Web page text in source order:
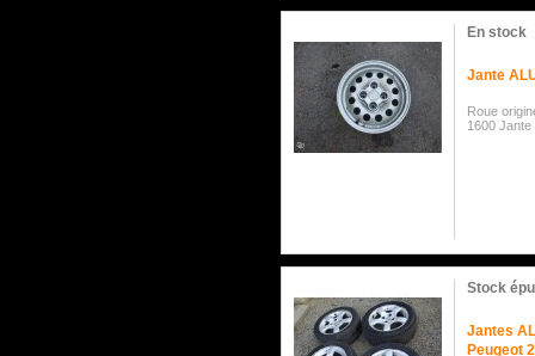
En stock
Jante
Roue
1600
Stock
Jantes
Peugeot